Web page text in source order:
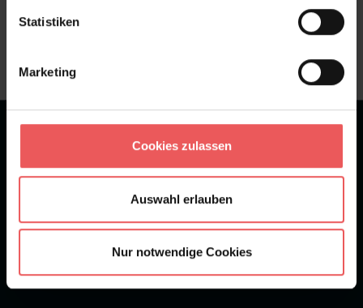
Statistiken
Marketing
Cookies zulassen
Auswahl erlauben
Nur notwendige Cookies
Frage stellen
Newsletter